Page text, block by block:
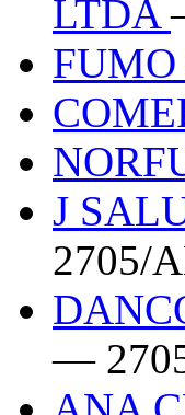
LTDA
J
2705/
—